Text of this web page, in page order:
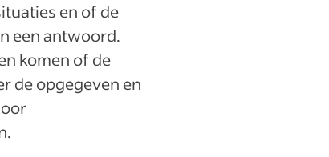
en of de
een antwoord.
komen of de
de opgegeven en